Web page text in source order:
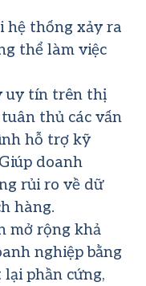
hệ thống xảy ra
thể làm việc
uy tín trên thị
thủ các vấn
hỗ trợ kỹ
doanh
rủi ro về dữ
hàng.
mở rộng khả
nghiệp bằng
phần cứng,